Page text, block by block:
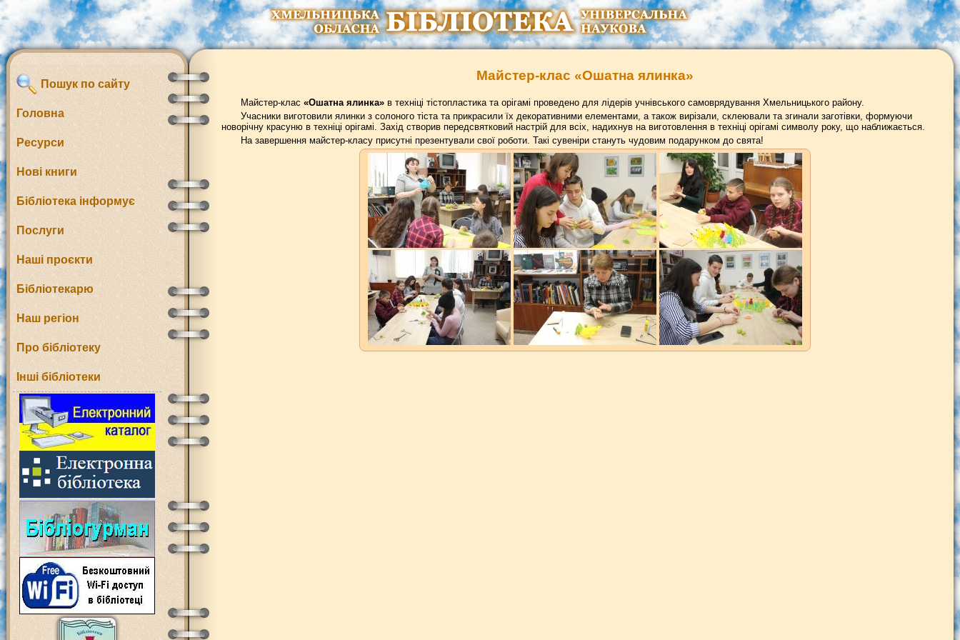
Пошук по сайту
Головна
Ресурси
Нові книги
Бібліотека інформує
Послуги
Наші проєкти
Бібліотекарю
Наш регіон
Про бібліотеку
Інші бібліотеки
Майстер-клас «Ошатна ялинка»
Майстер-клас «Ошатна ялинка»в техніці тістопластика та орігамі проведено для лідерів учнівського самоврядування Хмельницького району.
Учасники виготовили ялинки з солоного тіста та прикрасили їх декоративними елементами, а також вирізали, склеювали та згинали заготівки, формуючи
новорічну красуню в техніці орігамі. Захід створив передсвятковий настрій для всіх, надихнув на виготовлення в техніці орігамі символу року, що наближається.
На завершення майстер-класу присутні презентували свої роботи. Такі сувеніри стануть чудовим подарунком до свята!